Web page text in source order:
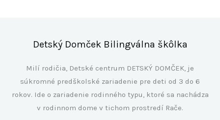
Detský Domček Bilingválna škôlka
Milí rodičia, Detské centrum DETSKÝ DOMČEK, je
súkromné predškolské zariadenie pre deti od 3 do 6
rokov. Ide o zariadenie rodinného typu, ktoré sa nachádza
v rodinnom dome v tichom prostredí Rače.